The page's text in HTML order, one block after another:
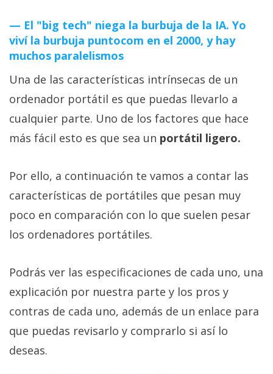
El "big tech" niega la burbuja de la IA. Yo
viví la burbuja puntocom en el 2000, y hay
muchos paralelismos
Una de las características intrínsecas de un
ordenador portátil es que puedas llevarlo a
cualquier parte. Uno de los factores que hace
más fácil esto es que sea un portátil ligero.
Por ello, a continuación te vamos a contar las
características de portátiles que pesan muy
poco en comparación con lo que suelen pesar
los ordenadores portátiles.
Podrás ver las especificaciones de cada uno, una
explicación por nuestra parte y los pros y
contras de cada uno, además de un enlace para
que puedas revisarlo y comprarlo si así lo
deseas.